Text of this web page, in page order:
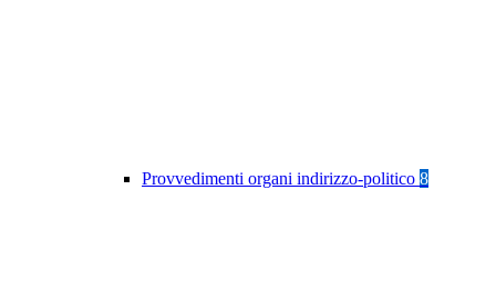
Provvedimenti organi indirizzo-politico 8